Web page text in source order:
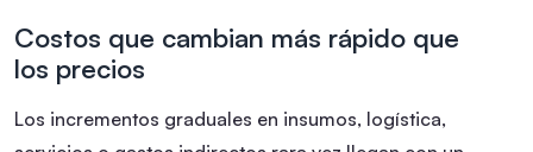
Costos que cambian más rápido que
los precios
Los incrementos graduales en insumos, logística,